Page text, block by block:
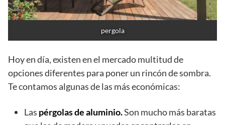
pergola
Hoy en día, existen en el mercado multitud de
opciones diferentes para poner un rincón de sombra.
Te contamos algunas de las más económicas:
Las pérgolas de aluminio.Son mucho más baratas